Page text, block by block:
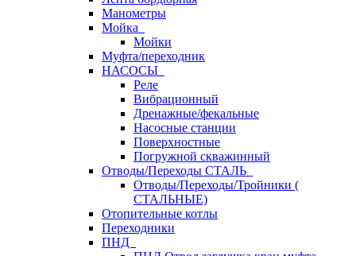
Манометры
Мойка
Мойки
Муфта/переходник
НАСОСЫ
Реле
Вибрационный
Дренажные/фекальные
Насосные станции
Поверхностные
Погружной скважинный
Отводы/Переходы СТАЛЬ
Отводы/Переходы/Тройники (
СТАЛЬНЫЕ)
Отопительные котлы
Переходники
ПНД